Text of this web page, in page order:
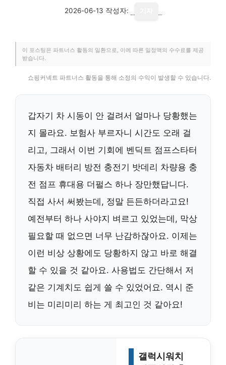
2026-06-13 작성자:
이 포스팅은 파트너스 활동의 일환으로, 이에 따른 일정액의 수수료를 제공
받습니다.
쇼핑커넥트 파트너스 활동을 통해 소정의 수익이 발생할 수 있습니다.
갑자기 차 시동이 안 걸려서 얼마나 당황했는
지 몰라요. 보험사 부르자니 시간도 오래 걸
리고, 그래서 이번 기회에 벤딕트 점프스타터
자동차 배터리 방전 충전기 밧데리 차량용 충
전 점프 휴대용 더펄스 하나 장만했답니다.
직접 사서 써봤는데, 정말 든든하더라고요!
예전부터 하나 사야지 벼르고 있었는데, 막상
필요할 때 없으면 너무 난감하잖아요. 이제는
이런 비상 상황에도 당황하지 않고 바로 해결
할 수 있을 것 같아요. 사용법도 간단해서 저
같은 기계치도 쉽게 쓸 수 있었어요. 역시 준
비는 미리미리 하는 게 최고인 것 같아요!
갤럭시워치